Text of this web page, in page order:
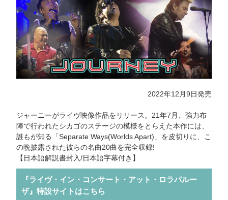
2022年12月9日発売
ジャーニーがライヴ映像作品をリリース。21年7月、強力布
陣で行われたシカゴのステージの模様をとらえた本作には、
誰もが知る「Separate Ways(Worlds Apart)」を皮切りに、こ
の晩披露された彼らの名曲20曲を完全収録!
【日本語解説書封入/日本語字幕付き】
『ライヴ・イン・コンサート・アット・ロラパルー
ザ』特設サイトはこちら